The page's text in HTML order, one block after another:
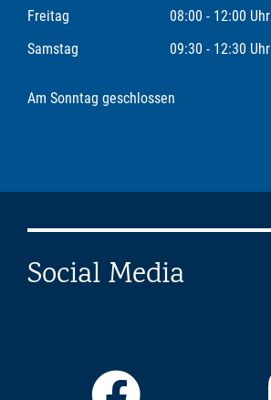
Freitag
08:00 - 12:00 Uhr
Samstag
09:30 - 12:30 Uhr
Am Sonntag geschlossen
Social Media